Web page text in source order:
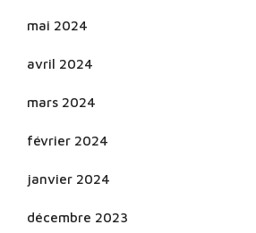
mai 2024
avril 2024
mars 2024
février 2024
janvier 2024
décembre 2023